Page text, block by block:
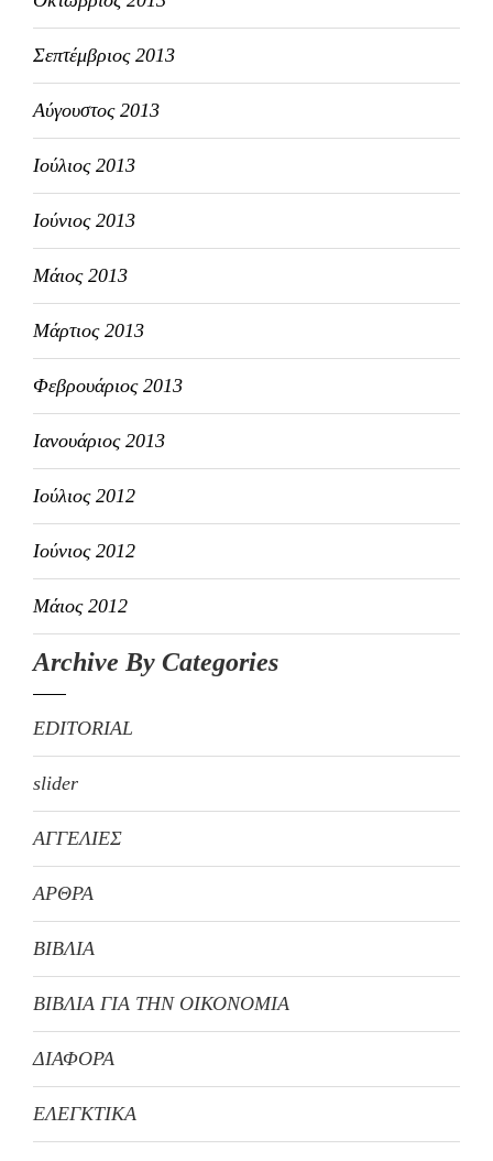
Σεπτέμβριος 2013
Αύγουστος 2013
Ιούλιος 2013
Ιούνιος 2013
Μάιος 2013
Μάρτιος 2013
Φεβρουάριος 2013
Ιανουάριος 2013
Ιούλιος 2012
Ιούνιος 2012
Μάιος 2012
Archive By Categories
EDITORIAL
slider
ΑΓΓΕΛΙΕΣ
ΑΡΘΡΑ
ΒΙΒΛΙΑ
ΒΙΒΛΙΑ ΓΙΑ ΤΗΝ ΟΙΚΟΝΟΜΙΑ
ΔΙΑΦΟΡΑ
ΕΛΕΓΚΤΙΚΑ